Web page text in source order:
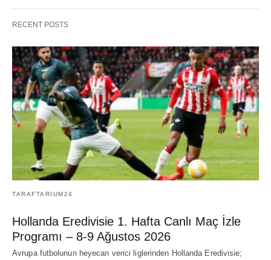
RECENT POSTS
TARAFTARIUM24
Hollanda Eredivisie 1. Hafta Canlı Maç İzle
Programı – 8-9 Ağustos 2026
Avrupa futbolunun heyecan verici liglerinden Hollanda Eredivisie;